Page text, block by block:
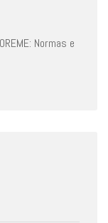
Normas e